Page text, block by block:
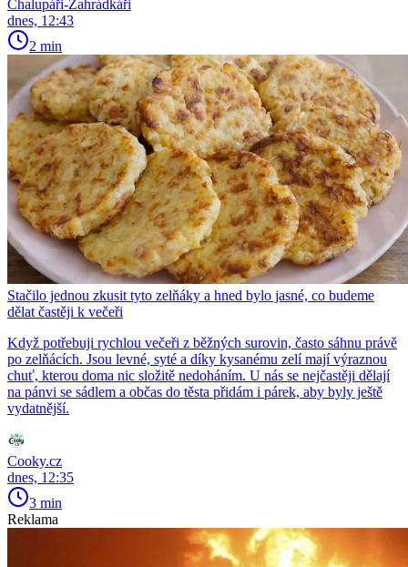
Chalupáři-Zahrádkáři
dnes, 12:43
2 min
Stačilo jednou zkusit tyto zelňáky a hned bylo jasné, co budeme
dělat častěji k večeři
Když potřebuji rychlou večeři z běžných surovin, často sáhnu právě
po zelňácích. Jsou levné, syté a díky kysanému zelí mají výraznou
chuť, kterou doma nic složitě nedoháním. U nás se nejčastěji dělají
na pánvi se sádlem a občas do těsta přidám i párek, aby byly ještě
vydatnější.
Cooky.cz
dnes, 12:35
3 min
Reklama